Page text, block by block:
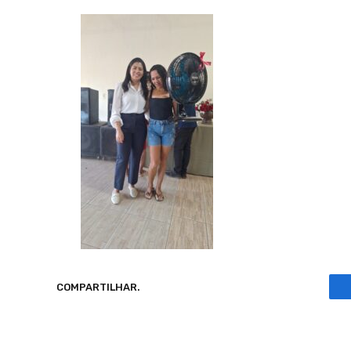
COMPARTILHAR.